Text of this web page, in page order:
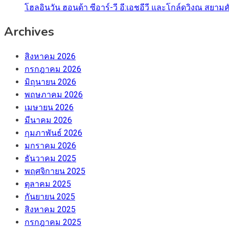
โฮลอินวัน ฮอนด้า ซีอาร์-วี อี:เอชอีวี และโกล์ดวิงณ สยา
Archives
สิงหาคม 2026
กรกฎาคม 2026
มิถุนายน 2026
พฤษภาคม 2026
เมษายน 2026
มีนาคม 2026
กุมภาพันธ์ 2026
มกราคม 2026
ธันวาคม 2025
พฤศจิกายน 2025
ตุลาคม 2025
กันยายน 2025
สิงหาคม 2025
กรกฎาคม 2025